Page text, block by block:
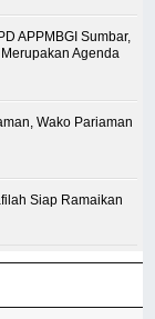
APPMBGI Sumbar,
Agenda
Wako Pariaman
Siap Ramaikan